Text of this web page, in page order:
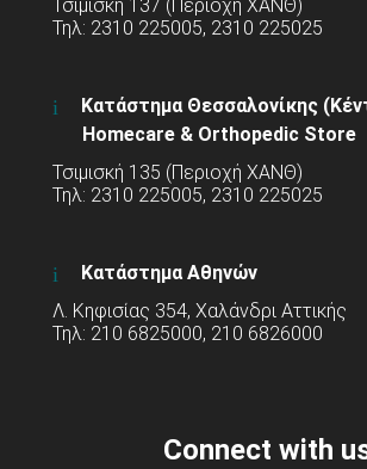
Τσιμισκή 137 (Περιοχή ΧΑΝΘ)
Τηλ: 2310 225005, 2310 225025
Κατάστημα Θεσσαλονίκης
Homecare & Orthopedic Store
Τσιμισκή 135 (Περιοχή ΧΑΝΘ)
Τηλ: 2310 225005, 2310 225025
Κατάστημα Αθηνών
Λ. Κηφισίας 354, Χαλάνδρι Αττικής
Τηλ: 210 6825000, 210 6826000
Connect with